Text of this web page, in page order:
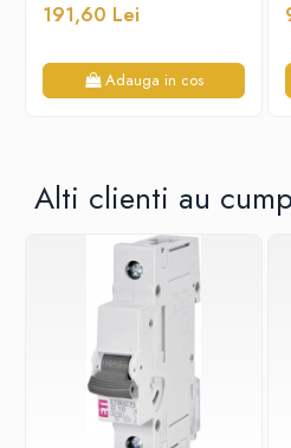
191,60 Lei
Adauga in cos
Alti clienti au